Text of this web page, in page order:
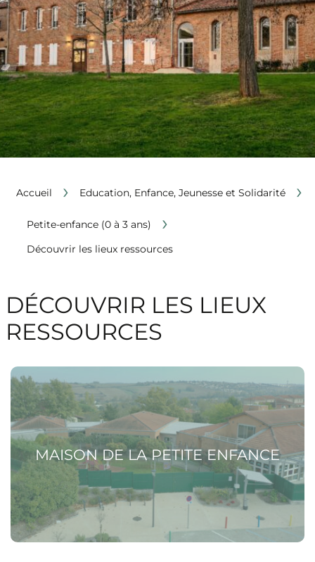
Accueil › Education, Enfance, Jeunesse et Solidarité ›
Petite-enfance (0 à 3 ans) ›
Découvrir les lieux ressources
DÉCOUVRIR LES LIEUX
RESSOURCES
MAISON DE LA PETITE ENFANCE
Voir la page Maison de la Petite Enfance